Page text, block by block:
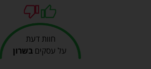
חוות דעת
על עסקים בשרון